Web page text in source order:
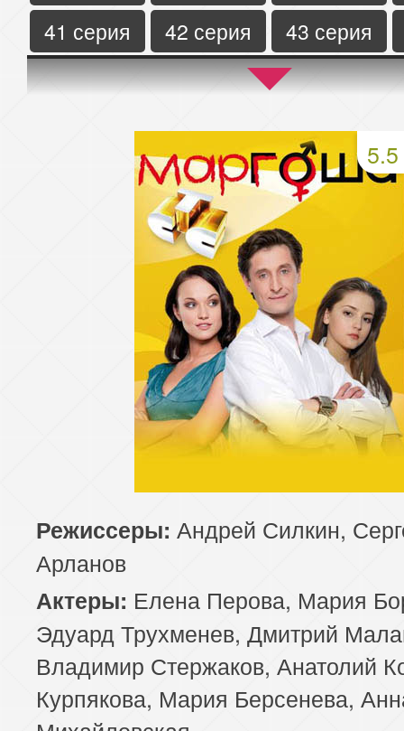
41 серия
42 серия
43 серия
45 серия
46 серия
47 серия
50 серия
51 серия
54 серия
55 серия
58 серия
59 серия
62 серия
63 серия
66 серия
67 серия
70 серия
71 серия
74 серия
75 серия
78 серия
79 серия
82 серия
83 серия
85 серия
86 серия
87 серия
89 серия
90 серия
5.5
Режиссеры: Андрей Силкин,
Арланов
Актеры: Елена Перова, Мария
Эдуард Трухменев, Дмитрий
Владимир Стержаков, Анатолий
Курпякова, Мария Берсенева,